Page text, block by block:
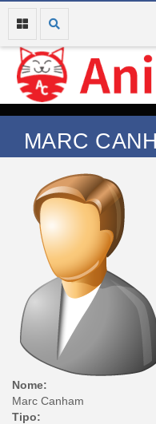
MARC
Nome:
Marc Canham
Tipo: